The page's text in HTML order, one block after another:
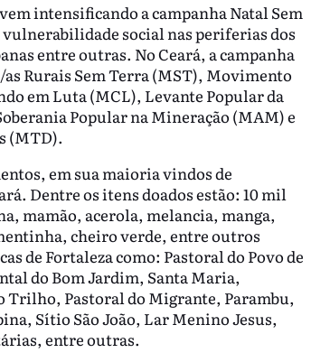
intensificando a campanha Natal Sem
social nas periferias dos
entre outras. No Ceará, a campanha
Rurais Sem Terra (MST), Movimento
em Luta (MCL), Levante Popular da
Popular na Mineração (MAM) e
(MTD).
em sua maioria vindos de
Dentre os itens doados estão: 10 mil
mamão, acerola, melancia, manga,
cheiro verde, entre outros
de Fortaleza como: Pastoral do Povo de
do Bom Jardim, Santa Maria,
Trilho, Pastoral do Migrante, Parambu,
Sítio São João, Lar Menino Jesus,
entre outras.